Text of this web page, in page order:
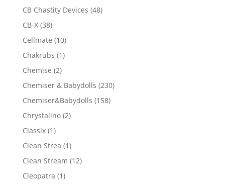
CB Chastity Devices (48)
CB-X (38)
Cellmate (10)
Chakrubs (1)
Chemise (2)
Chemiser & Babydolls (230)
Chemiser&Babydolls (158)
Chrystalino (2)
Classix (1)
Clean Strea (1)
Clean Stream (12)
Cleopatra (1)